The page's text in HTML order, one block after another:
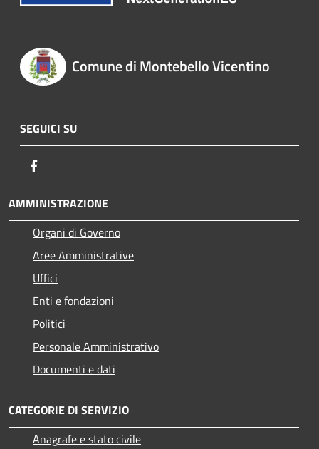
Comune di Montebello Vicentino
SEGUICI SU
AMMINISTRAZIONE
Organi di Governo
Aree Amministrative
Uffici
Enti e fondazioni
Politici
Personale Amministrativo
Documenti e dati
CATEGORIE DI SERVIZIO
Anagrafe e stato civile